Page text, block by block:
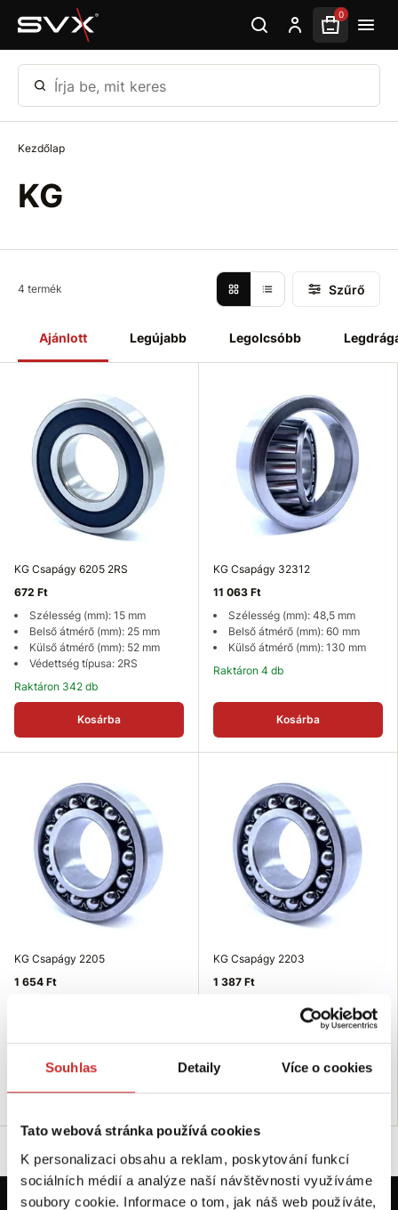
Souhlas Detaily Více o cookies
Tato webová stránka používá cookies
K personalizaci obsahu a reklam, poskytování funkcí
sociálních médií a analýze naší návštěvnosti využíváme
soubory cookie. Informace o tom, jak náš web používáte,
Ugrás az oldal fő részéhez 0
Írja be, mit keres
Kezdőlap
KG
Ajánlott Legújabb Legolcsóbb
4 termék Szűrő
KG Csapágy 6205 2RS
672 Ft
Szélesség (mm): 15 mm
Belső átmérő (mm): 25 mm
Külső átmérő (mm): 52 mm
Védettség típusa: 2RS
Raktáron 342 db
Kosárba
KG Csapágy 32312
11 063 Ft
Szélesség (mm): 48,5 mm
Belső átmérő (mm): 60 mm
Külső átmérő (mm): 130 mm
Raktáron 4 db
Kosárba
KG Csapágy 2205
1 654 Ft
Nincs készleten
Elérhetőség ellenőrzése
KG Csapágy 2203
1 387 Ft
Szélesség (mm): 16 mm
Belső átmérő (mm): 17 mm
Raktáron 2 db
Kosárba